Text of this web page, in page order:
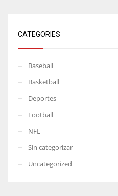
CATEGORIES
Baseball
Basketball
Deportes
Football
NFL
Sin categorizar
Uncategorized